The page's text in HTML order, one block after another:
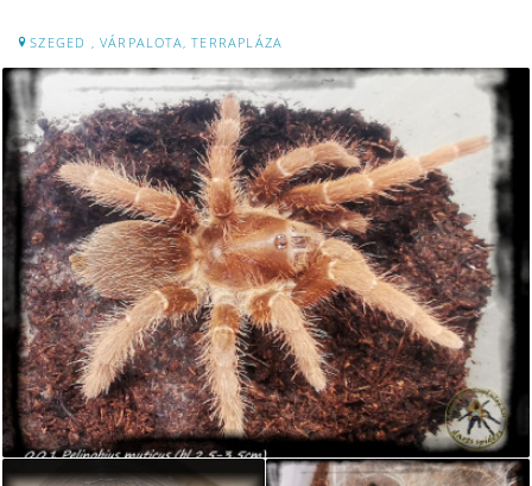
SZEGED , VÁRPALOTA, TERRAPLÁZA